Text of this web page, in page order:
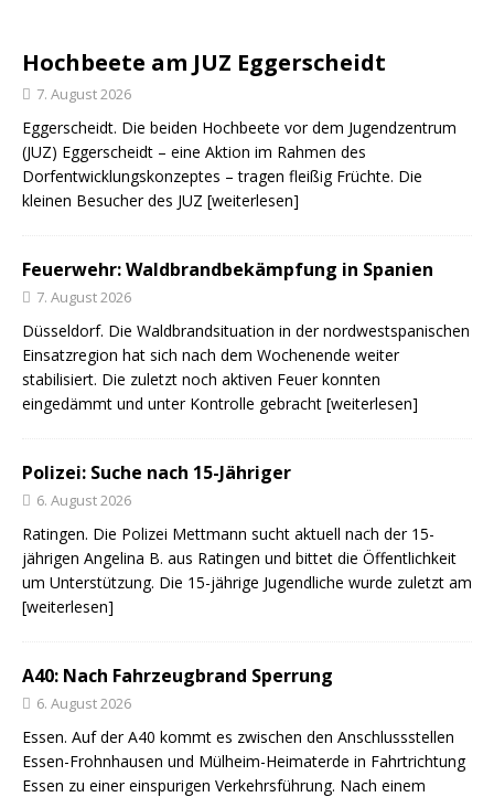
Hochbeete am JUZ Eggerscheidt
7. August 2026
Eggerscheidt. Die beiden Hochbeete vor dem Jugendzentrum
(JUZ) Eggerscheidt – eine Aktion im Rahmen des
Dorfentwicklungskonzeptes – tragen fleißig Früchte. Die
kleinen Besucher des JUZ [weiterlesen]
Feuerwehr: Waldbrandbekämpfung in Spanien
7. August 2026
Düsseldorf. Die Waldbrandsituation in der nordwestspanischen
Einsatzregion hat sich nach dem Wochenende weiter
stabilisiert. Die zuletzt noch aktiven Feuer konnten
eingedämmt und unter Kontrolle gebracht [weiterlesen]
Polizei: Suche nach 15-Jähriger
6. August 2026
Ratingen. Die Polizei Mettmann sucht aktuell nach der 15-
jährigen Angelina B. aus Ratingen und bittet die Öffentlichkeit
um Unterstützung. Die 15-jährige Jugendliche wurde zuletzt am
[weiterlesen]
A40: Nach Fahrzeugbrand Sperrung
6. August 2026
Essen. Auf der A40 kommt es zwischen den Anschlussstellen
Essen-Frohnhausen und Mülheim-Heimaterde in Fahrtrichtung
Essen zu einer einspurigen Verkehrsführung. Nach einem